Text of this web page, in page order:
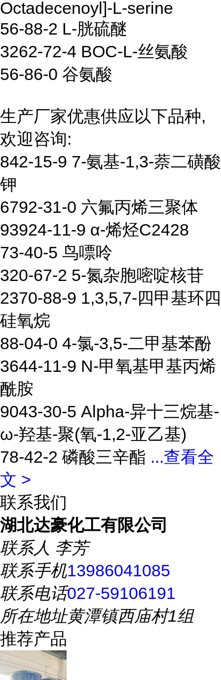
Octadecenoyl]-L-serine
56-88-2 L-胱硫醚
3262-72-4 BOC-L-丝氨酸
56-86-0 谷氨酸
生产厂家优惠供应以下品种,
欢迎咨询:
842-15-9 7-氨基-1,3-萘二磺酸
钾
6792-31-0 六氟丙烯三聚体
93924-11-9 α-烯烃C2428
73-40-5 鸟嘌呤
320-67-2 5-氮杂胞嘧啶核苷
2370-88-9 1,3,5,7-四甲基环四
硅氧烷
88-04-0 4-氯-3,5-二甲基苯酚
3644-11-9 N-甲氧基甲基丙烯
酰胺
9043-30-5 Alpha-异十三烷基-
ω-羟基-聚(氧-1,2-亚乙基)
78-42-2 磷酸三辛酯 ...查看全
文 >
联系我们
湖北达豪化工有限公司
联系人 李芳
联系手机13986041085
联系电话027-59106191
所在地址黄潭镇西庙村1组
推荐产品